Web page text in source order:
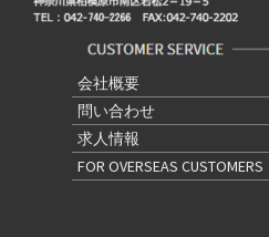
会社概要
問い合わせ
求人情報
FOR OVERSEAS CUSTOMERS